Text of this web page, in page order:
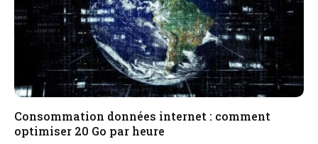
Consommation données internet : comment
optimiser 20 Go par heure